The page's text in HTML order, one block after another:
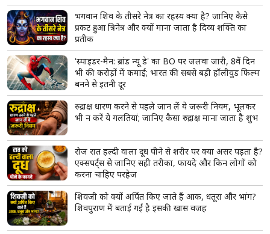
भगवान शिव के तीसरे नेत्र का रहस्य क्या है? जानिए कैसे
प्रकट हुआ त्रिनेत्र और क्यों माना जाता है दिव्य शक्ति का
प्रतीक
'स्पाइडर-मैन: ब्रांड न्यू डे' का BO पर जलवा जारी, 8वें दिन
भी की करोड़ों में कमाई; भारत की सबसे बड़ी हॉलीवुड फिल्म
बनने से इतनी दूर
रुद्राक्ष धारण करने से पहले जान लें ये जरूरी नियम, भूलकर
भी न करें ये गलतियां; जानिए कैसा रुद्राक्ष माना जाता है शुभ
रोज रात हल्दी वाला दूध पीने से शरीर पर क्या असर पड़ता है?
एक्सपर्ट्स से जानिए सही तरीका, फायदे और किन लोगों को
करना चाहिए परहेज
शिवजी को क्यों अर्पित किए जाते हैं आक, धतूरा और भांग?
शिवपुराण में बताई गई है इसकी खास वजह